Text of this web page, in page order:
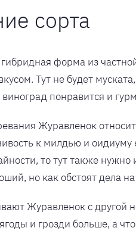
сорта
форма из
Тут не будет
виноград понравится и
Журавленок
к милдью и
то тут также
но как обстоят дела
Журавленок с
и грозди больше, а